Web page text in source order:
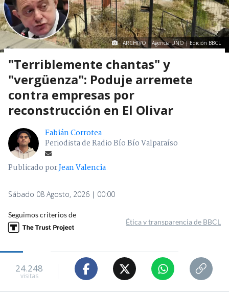
ARCHIVO | Agencia UNO | Edición BBCL
"Terriblemente chantas" y
"vergüenza": Poduje arremete
contra empresas por
reconstrucción en El Olivar
Fabián Corrotea
Periodista de Radio Bío Bío Valparaíso
Publicado porJean Valencia
Sábado 08 Agosto, 2026 | 00:00
Seguimos criterios de
Ética y transparencia de BBCL
24.248
visitas